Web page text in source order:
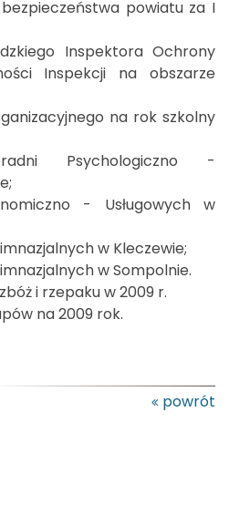
powiatu za I
Inspektora Ochrony
Inspekcji na obszarze
na rok szkolny
Psychologiczno -
- Usługowych w
w Kleczewie;
w Sompolnie.
i rzepaku w 2009 r.
na 2009 rok.
powrót